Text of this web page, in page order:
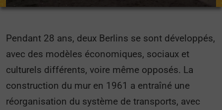
Pendant 28 ans, deux Berlins se sont développés,
avec des modèles économiques, sociaux et
culturels différents, voire même opposés. La
construction du mur en 1961 a entraîné une
réorganisation du système de transports, avec